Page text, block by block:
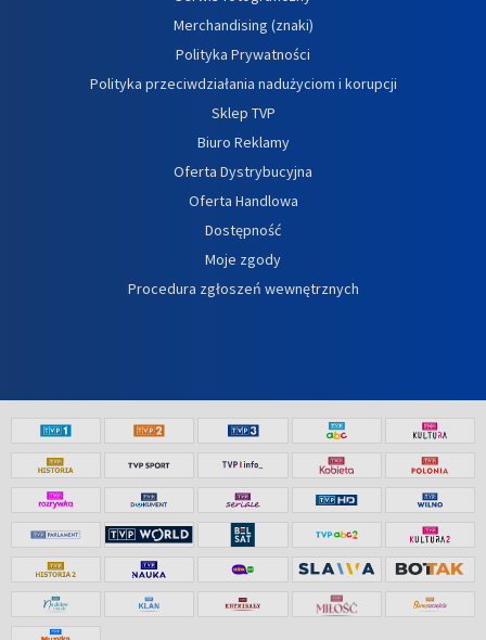
Merchandising (znaki)
Polityka Prywatności
Polityka przeciwdziałania nadużyciom i korupcji
Sklep TVP
Biuro Reklamy
Oferta Dystrybucyjna
Oferta Handlowa
Dostępność
Moje zgody
Procedura zgłoszeń wewnętrznych